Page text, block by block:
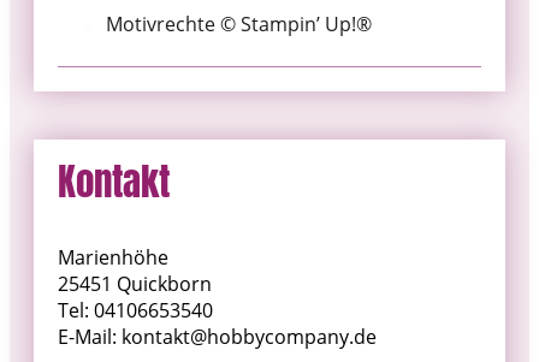
Motivrechte © Stampin’ Up!®
Kontakt
Marienhöhe
25451 Quickborn
Tel: 04106653540
E-Mail: kontakt@hobbycompany.de